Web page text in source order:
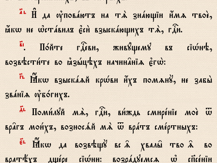
№i.И# да ўповaютъ на тS знaющіи и4мz твоE,
ћкw не њстaвилъ є3си2 взыскaющихъ тS, гDи.
в7i. П0йте гDеви, живyщему въ сіHнэ,
возвэсти1те во kзhцэхъ начин†ніz є3гw2:
Gi.Ћкw взыскazй крHви и4хъ помzнY, не забы2
звaніz ўб0гихъ.
д7i.Поми1луй мS, гDи, ви1ждь смирeніе моE t
вр†гъ мои1хъ, возносsй мS t врaтъ смeртныхъ:
є7i.Ћкw да возвэщY вс‰ хвалы6 тво‰ во
вратёхъ дщeре сіHни: возрaдуемсz њ сп7сeніи